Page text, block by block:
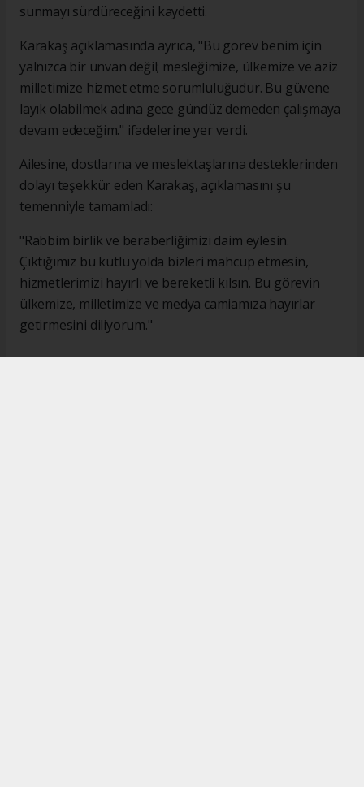
sunmayı sürdüreceğini kaydetti.
Karakaş açıklamasında ayrıca, "Bu görev benim için
yalnızca bir unvan değil; mesleğimize, ülkemize ve aziz
milletimize hizmet etme sorumluluğudur. Bu güvene
layık olabilmek adına gece gündüz demeden çalışmaya
devam edeceğim." ifadelerine yer verdi.
Ailesine, dostlarına ve meslektaşlarına desteklerinden
dolayı teşekkür eden Karakaş, açıklamasını şu
temenniyle tamamladı:
"Rabbim birlik ve beraberliğimizi daim eylesin.
Çıktığımız bu kutlu yolda bizleri mahcup etmesin,
hizmetlerimizi hayırlı ve bereketli kılsın. Bu görevin
ülkemize, milletimize ve medya camiamıza hayırlar
getirmesini diliyorum."